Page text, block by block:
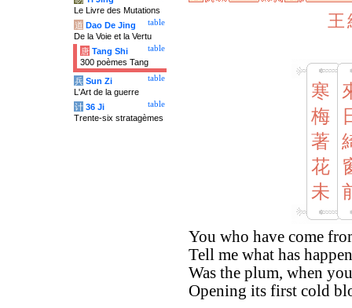
王
寒
梅
著
花
未
You who have come
Tell me what has
Was the plum, when
Opening its first cold
Le Livre des Mutations
table
道 Dao De Jing
De la Voie et la Vertu
table
唐 Tang Shi
300 poèmes Tang
table
兵 Sun Zi
L'Art de la guerre
table
计 36 Ji
Trente-six stratagèmes